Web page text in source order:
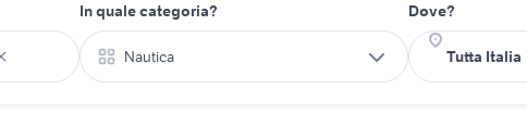
In quale categoria?
Nautica
Dove?